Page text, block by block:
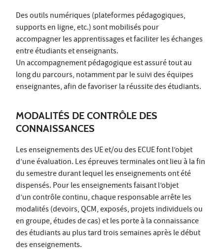
Des outils numériques (plateformes pédagogiques,
supports en ligne, etc.) sont mobilisés pour
accompagner les apprentissages et faciliter les échanges
entre étudiants et enseignants.
Un accompagnement pédagogique est assuré tout au
long du parcours, notamment par le suivi des équipes
enseignantes, afin de favoriser la réussite des étudiants.
MODALITÉS DE CONTRÔLE DES
CONNAISSANCES
Les enseignements des UE et/ou des ECUE font l’objet
d’une évaluation. Les épreuves terminales ont lieu à la fin
du semestre durant lequel les enseignements ont été
dispensés. Pour les enseignements faisant l’objet
d’un contrôle continu, chaque responsable arrête les
modalités (devoirs, QCM, exposés, projets individuels ou
en groupe, études de cas) et les porte à la connaissance
des étudiants au plus tard trois semaines après le début
des enseignements.